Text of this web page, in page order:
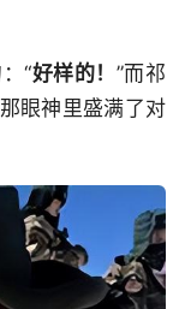
“好样的！ ”而祁
眼神里盛满了对